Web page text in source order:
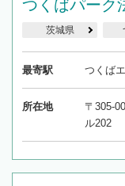
つくばパーク
茨城県
最寄駅 つくば
所在地
〒305-
ル202